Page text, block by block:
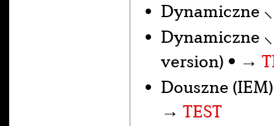
Dynamiczne
Dynamiczne
version) • →
Douszne
→ TEST